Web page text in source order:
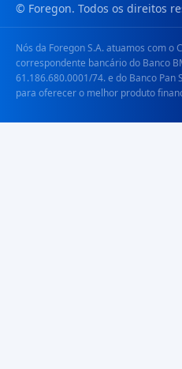
© Foregon. Todos os direitos
Nós da Foregon S.A. atuamos com o
correspondente bancário do Banco
61.186.680.0001/74. e do Banco Pan
para oferecer o melhor produto